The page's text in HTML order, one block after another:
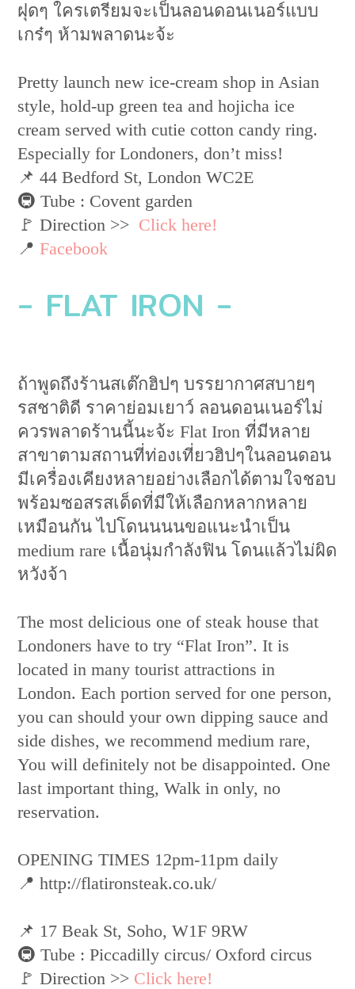
ฝุดๆ ใครเตรียมจะเป็นลอนดอนเนอร์แบบ
เกร๋ๆ ห้ามพลาดนะจ้ะ
Pretty launch new ice-cream shop in Asian
style, hold-up green tea and hojicha ice
cream served with cutie cotton candy ring.
Especially for Londoners, don’t miss!
📌 44 Bedford St, London WC2E
🚇 Tube : Covent garden
🚩 Direction >> Click here!
📍Facebook
- FLAT IRON -
ถ้าพูดถึงร้านสเต๊กฮิปๆ บรรยากาศสบายๆ
รสชาติดี ราคาย่อมเยาว์ ลอนดอนเนอร์ไม่
ควรพลาดร้านนี้นะจ้ะ Flat Iron ที่มีหลาย
สาขาตามสถานที่ท่องเที่ยวฮิปๆในลอนดอน
มีเครื่องเคียงหลายอย่างเลือกได้ตามใจชอบ
พร้อมซอสรสเด็ดที่มีให้เลือกหลากหลาย
เหมือนกัน ไปโดนนนนขอแนะนำเป็น
medium rare เนื้อนุ่มกำลังฟิน โดนแล้วไม่ผิด
หวังจ้า
The most delicious one of steak house that
Londoners have to try “Flat Iron”. It is
located in many tourist attractions in
London. Each portion served for one person,
you can should your own dipping sauce and
side dishes, we recommend medium rare,
You will definitely not be disappointed. One
last important thing, Walk in only, no
reservation.
OPENING TIMES 12pm-11pm daily
📍 http://flatironsteak.co.uk/
📌 17 Beak St, Soho, W1F 9RW
🚇 Tube : Piccadilly circus/ Oxford circus
🚩 Direction >> Click here!